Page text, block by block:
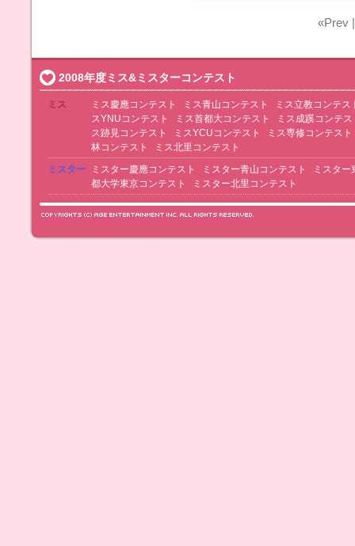
«Prev
2008年度ミス&ミスターコンテスト
ミス ミス慶應コンテスト ミス青山コンテスト
ミス立教コンテス
スYNUコンテスト
ミス首都大コンテスト
ミス成蹊コンテス
ス跡見コンテスト
ミスYCUコンテスト
ミス専修コンテスト
林コンテスト
ミス北里コンテスト
ミスター
ミスター慶應コンテスト ミスター青山コンテスト
ミスター
都大学東京コンテスト
ミスター北里コンテスト